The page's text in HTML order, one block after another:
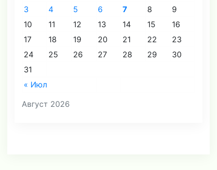
Август 2026
« Июл
3
4 5 6 7 8
9
10
11 12 13 14 15
16
17
18 19 20 21 22
23
24
25 26 27 28 29
30
31